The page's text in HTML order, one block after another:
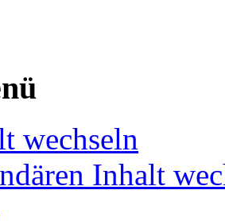
wechseln
Inhalt